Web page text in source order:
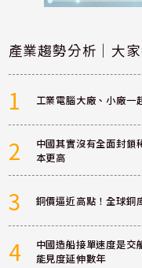
產業趨勢分析｜大
1 工業電腦大廠、小廠一
2
中國其實沒有全面封鎖
本更高
3 銅價逼近高點！全球銅
4
中國造船接單速度是
能見度延伸數年